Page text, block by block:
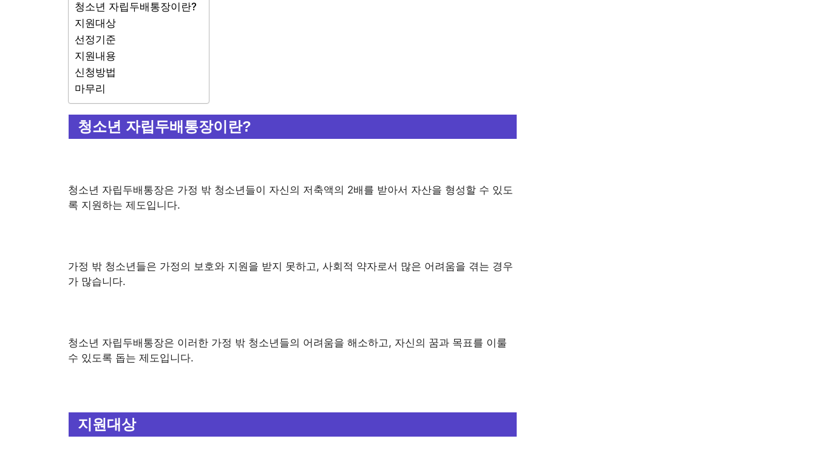
청소년 자립두배통장이란?
지원대상
선정기준
지원내용
신청방법
마무리
청소년 자립두배통장이란?
청소년 자립두배통장은 가정 밖 청소년들이 자신의 저축액의 2배를 받아서 자산을 형성할 수 있도
록 지원하는 제도입니다.
가정 밖 청소년들은 가정의 보호와 지원을 받지 못하고, 사회적 약자로서 많은 어려움을 겪는 경우
가 많습니다.
청소년 자립두배통장은 이러한 가정 밖 청소년들의 어려움을 해소하고, 자신의 꿈과 목표를 이룰
수 있도록 돕는 제도입니다.
지원대상